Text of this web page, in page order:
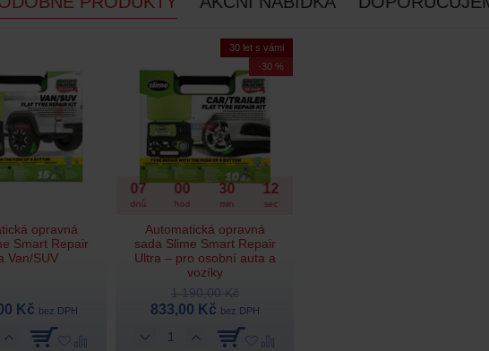
opravná
Smart Repair
Van/SUV
Kč bez DPH
30 let s vámi
-30 %
07
dnů
00
hod
30
min
11
sec
Automatická opravná
sada Slime Smart Repair
Ultra – pro osobní auta a
vozíky
1 190,00 Kč
833,00 Kč bez DPH